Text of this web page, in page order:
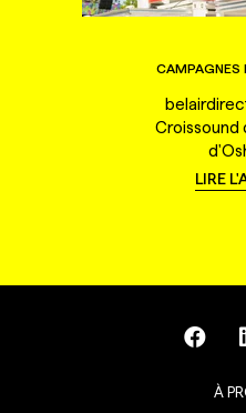
CAMPAGNES
Croissound
LIRE
À